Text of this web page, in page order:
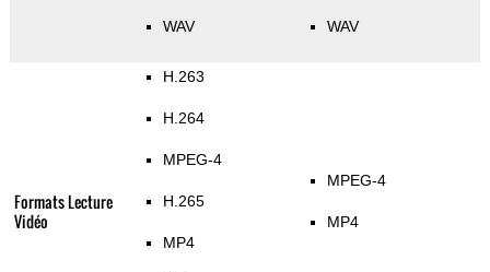
WAV WAV
Formats Lecture
Vidéo
H.263
H.264
MPEG-4
H.265
MP4
MPEG-4
MP4